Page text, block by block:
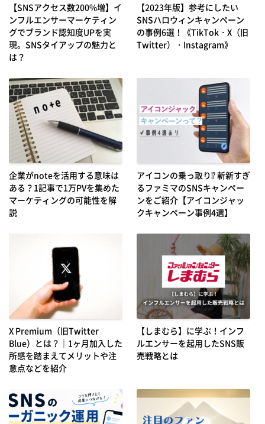
【SNSアクセス数200%増】イ
ンフルエンサーマーケティン
グでブランド認知度UPを実
現。SNSタイアップの魅力と
は？
【2023年版】参考にしたい
SNSハロウィンキャンペーン
の事例6選！《TikTok・X（旧
Twitter）・Instagram》
企業がnoteを活用する意味は
ある？1記事で1万PVを集めた
マーケティングの可能性を解
説
アイコンの乗っ取り⁉ 斬新すぎ
るファミマのSNSキャンペー
ンをご紹介【アイコンジャッ
クキャンペーン事例4選】
X Premium（旧Twitter
Blue）とは？｜1ヶ月加入した
所感を踏まえてメリットや注
意点などを紹介
【しまむら】に学ぶ！インフ
ルエンサーを起用したSNS販
売戦略とは